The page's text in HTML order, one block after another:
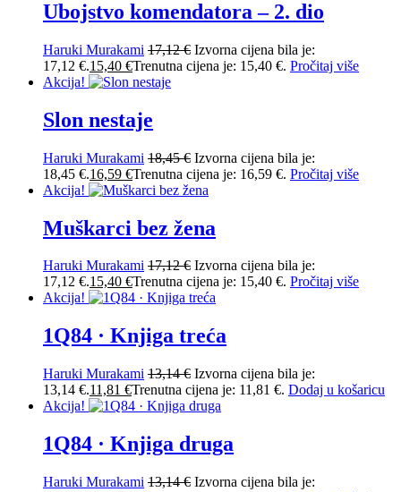
Ubojstvo komendatora – 2. dio
Haruki Murakami 17,12€ Izvorna cijena bila je:
17,12 €.15,40 €Trenutna cijena je: 15,40 €. Pročitaj više
Akcija!
Slon nestaje
Haruki Murakami 18,45€ Izvorna cijena bila je:
18,45 €.16,59 €Trenutna cijena je: 16,59 €. Pročitaj više
Akcija!
Muškarci bez žena
Haruki Murakami 17,12€ Izvorna cijena bila je:
17,12 €.15,40 €Trenutna cijena je: 15,40 €. Pročitaj više
Akcija!
1Q84 · Knjiga treća
Haruki Murakami 13,14€ Izvorna cijena bila je:
13,14 €.11,81 €Trenutna cijena je: 11,81 €. Dodaj u košaricu
Akcija!
1Q84 · Knjiga druga
Haruki Murakami 13,14€ Izvorna cijena bila je: